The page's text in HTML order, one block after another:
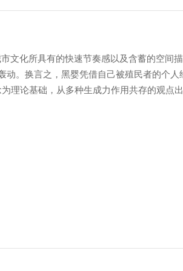
化所具有的快速节奏感以及含蓄的空间
。换言之，黑婴凭借自己被殖民者的个
的讨论，并展现了上海这座城市所具有
虽然 "色情-怪诞-荒谬"等词最能体现20
更注重故乡的倾向。在前一种情况下，
的期待和憧憬，以及实际践行最终都会遇